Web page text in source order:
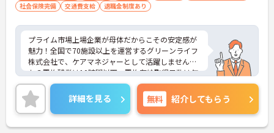
社会保険完備
交通費支給 退職金制度あり
プライム市場上場企業が母体だからこその安定感が
魅力！全国で70施設以上を運営するグリーンライフ
株式会社で、ケアマネジャーとして活躍しません
か？平均残業は10時間以下、平均有給取得日数は年
9日と、ワークライフバランスを大切にできる環境
です。階層別・職種別の研修制度も充実しており、
スキルアップを目指せる風土が整っています。温か
みのある職場で、これまでの経験を活かし、チーム
で連携しながら質の高いケアを提供したいという意
詳細を見る 無料 紹介してもらう